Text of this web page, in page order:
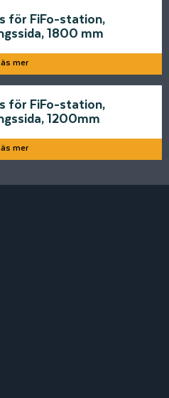
för FiFo-station,
1800 mm
mer
för FiFo-station,
1200mm
mer